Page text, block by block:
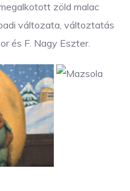
zöld malac
változata, változtatás
és F. Nagy Eszter.